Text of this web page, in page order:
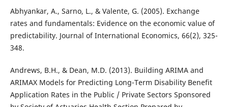
Abhyankar, A., Sarno, L., & Valente, G. (2005). Exchange
rates and fundamentals: Evidence on the economic value of
predictability. Journal of International Economics, 66(2), 325-
348.
Andrews, B.H., & Dean, M.D. (2013). Building ARIMA and
ARIMAX Models for Predicting Long-Term Disability Benefit
Application Rates in the Public / Private Sectors Sponsored